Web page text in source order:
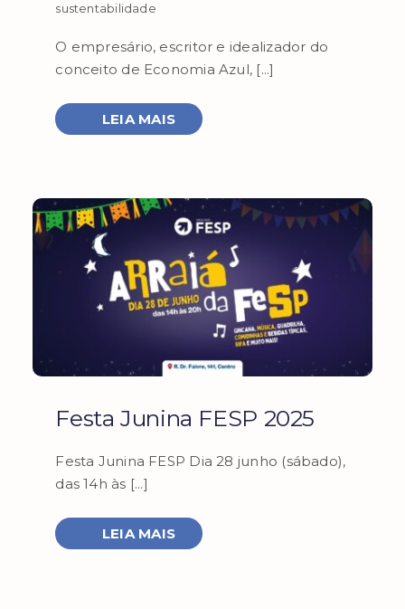
sustentabilidade
O empresário, escritor e idealizador do
conceito de Economia Azul, [...]
LEIA MAIS
Festa Junina FESP 2025
Festa Junina FESP Dia 28 junho (sábado),
das 14h às [...]
LEIA MAIS